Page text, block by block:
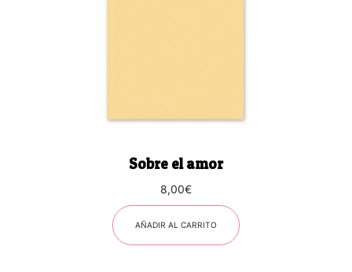
Sobre el amor
8,00€
AÑADIR AL CARRITO